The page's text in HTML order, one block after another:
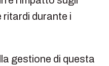
ritardi durante i
gestione di questa